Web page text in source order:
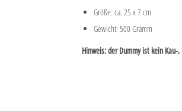
Größe: ca. 25 x 7 cm
Gewicht: 500 Gramm
Hinweis: der Dummy ist kein Kau-